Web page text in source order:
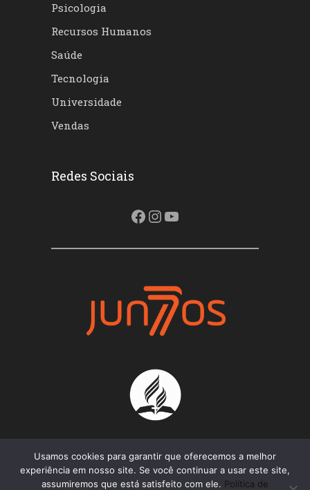
Psicologia
Recursos Humanos
Saúde
Tecnologia
Universidade
Vendas
Redes Sociais
Facebook
Instagram
Youtube
Usamos cookies para garantir que oferecemos a melhor
experiência em nosso site. Se você continuar a usar este site,
assumiremos que está satisfeito com ele. Política de